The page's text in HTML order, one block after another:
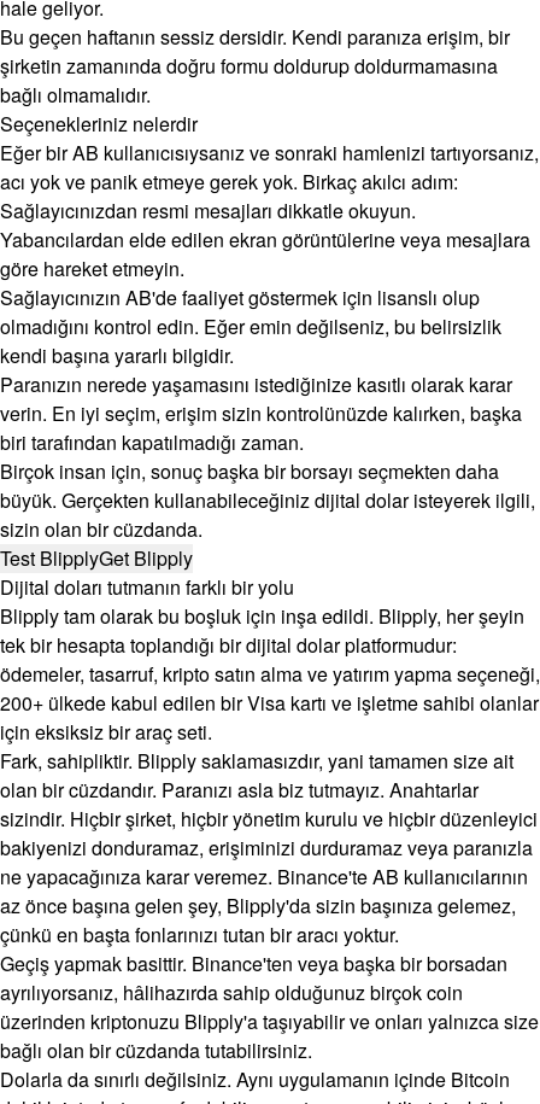
hale geliyor.
Bu geçen haftanın sessiz dersidir. Kendi paranıza erişim, bir
şirketin zamanında doğru formu doldurup doldurmamasına
bağlı olmamalıdır.
Seçenekleriniz nelerdir
Eğer bir AB kullanıcısıysanız ve sonraki hamlenizi tartıyorsanız,
acı yok ve panik etmeye gerek yok. Birkaç akılcı adım:
Sağlayıcınızdan resmi mesajları dikkatle okuyun.
Yabancılardan elde edilen ekran görüntülerine veya mesajlara
göre hareket etmeyin.
Sağlayıcınızın AB'de faaliyet göstermek için lisanslı olup
olmadığını kontrol edin. Eğer emin değilseniz, bu belirsizlik
kendi başına yararlı bilgidir.
Paranızın nerede yaşamasını istediğinize kasıtlı olarak karar
verin. En iyi seçim, erişim sizin kontrolünüzde kalırken, başka
biri tarafından kapatılmadığı zaman.
Birçok insan için, sonuç başka bir borsayı seçmekten daha
büyük. Gerçekten kullanabileceğiniz dijital dolar isteyerek ilgili,
sizin olan bir cüzdanda.
Test BlipplyGet Blipply
Dijital doları tutmanın farklı bir yolu
Blipply tam olarak bu boşluk için inşa edildi. Blipply, her şeyin
tek bir hesapta toplandığı bir dijital dolar platformudur:
ödemeler, tasarruf, kripto satın alma ve yatırım yapma seçeneği,
200+ ülkede kabul edilen bir Visa kartı ve işletme sahibi olanlar
için eksiksiz bir araç seti.
Fark, sahipliktir. Blipply saklamasızdır, yani tamamen size ait
olan bir cüzdandır. Paranızı asla biz tutmayız. Anahtarlar
sizindir. Hiçbir şirket, hiçbir yönetim kurulu ve hiçbir düzenleyici
bakiyenizi donduramaz, erişiminizi durduramaz veya paranızla
ne yapacağınıza karar veremez. Binance'te AB kullanıcılarının
az önce başına gelen şey, Blipply'da sizin başınıza gelemez,
çünkü en başta fonlarınızı tutan bir aracı yoktur.
Geçiş yapmak basittir. Binance'ten veya başka bir borsadan
ayrılıyorsanız, hâlihazırda sahip olduğunuz birçok coin
üzerinden kriptonuzu Blipply'a taşıyabilir ve onları yalnızca size
bağlı olan bir cüzdanda tutabilirsiniz.
Dolarla da sınırlı değilsiniz. Aynı uygulamanın içinde Bitcoin